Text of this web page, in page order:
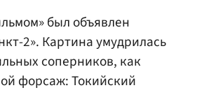
был объявлен
2». Картина умудрилась
соперников, как
форсаж: Токийский